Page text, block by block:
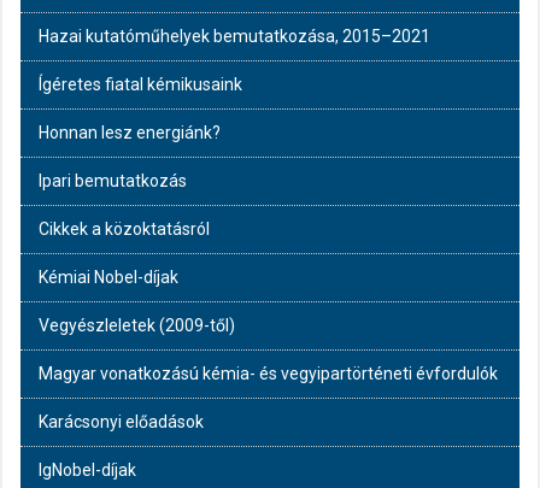
Hazai kutatóműhelyek bemutatkozása, 2015–2021
Ígéretes fiatal kémikusaink
Honnan lesz energiánk?
Ipari bemutatkozás
Cikkek a közoktatásról
Kémiai Nobel-díjak
Vegyészleletek (2009-től)
Magyar vonatkozású kémia- és vegyipartörténeti évfordulók
Karácsonyi előadások
IgNobel-díjak